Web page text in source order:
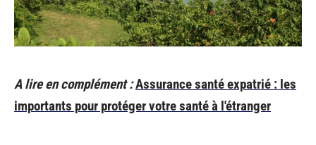
A lire en complément :Assurance santé expatrié : les
importants pour protéger votre santé à l'étranger